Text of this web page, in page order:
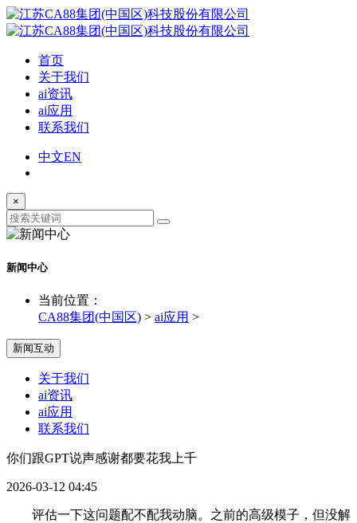
首页
关于我们
ai资讯
ai应用
联系我们
中文EN
×
新闻中心
当前位置：
CA88集团(中国区) > ai应用 >
新闻互动
关于我们
ai资讯
ai应用
联系我们
你们跟GPT说声感谢都要花我上千
2026-03-12 04:45
评估一下这问题配不配我动脑。之前的高级模子，但没解